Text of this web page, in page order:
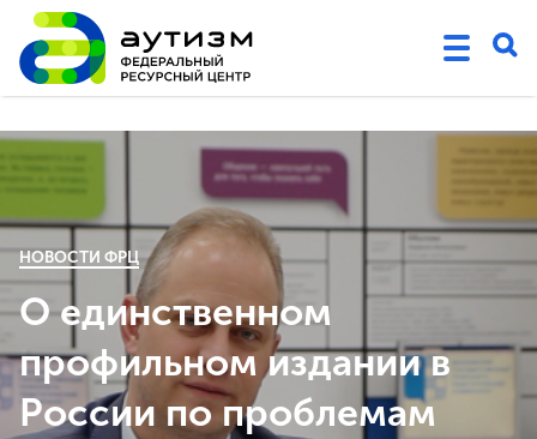
НОВОСТИ ФРЦ
О единственном
профильном издании в
России по проблемам